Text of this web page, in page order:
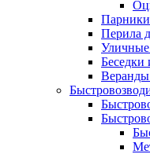
Парники
Перила
Беседки
Веранды